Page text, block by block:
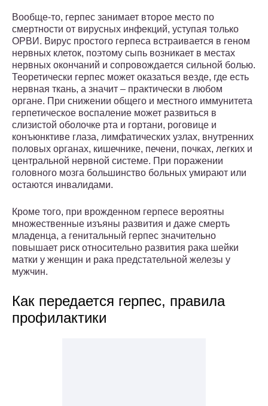
Вообще-то, герпес занимает второе место по
смертности от вирусных инфекций, уступая только
ОРВИ. Вирус простого герпеса встраивается в геном
нервных клеток, поэтому сыпь возникает в местах
нервных окончаний и сопровождается сильной болью.
Теоретически герпес может оказаться везде, где есть
нервная ткань, а значит – практически в любом
органе. При снижении общего и местного иммунитета
герпетическое воспаление может развиться в
слизистой оболочке рта и гортани, роговице и
конъюнктиве глаза, лимфатических узлах, внутренних
половых органах, кишечнике, печени, почках, легких и
центральной нервной системе. При поражении
головного мозга большинство больных умирают или
остаются инвалидами.
Кроме того, при врожденном герпесе вероятны
множественные изъяны развития и даже смерть
младенца, а генитальный герпес значительно
повышает риск относительно развития рака шейки
матки у женщин и рака предстательной железы у
мужчин.
Как передается герпес, правила
профилактики